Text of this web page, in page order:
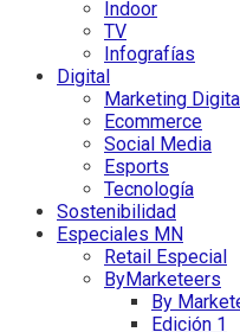
Indoor
TV
Infografías
Digital
Marketing
Ecommerce
Social Media
Esports
Tecnología
Sostenibilidad
Especiales MN
Retail Especial
ByMarketeers
By
Edición 1